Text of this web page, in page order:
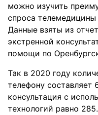
можно изучить
спроса телемедицины
Данные взяты из
экстренной
помощи по
Так в 2020 году
телефону составляет
консультация с
технологий равно